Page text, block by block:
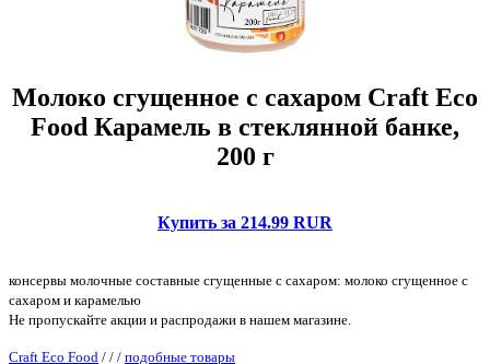
Молоко сгущенное с сахаром Craft Eco
Food Карамель в стеклянной банке,
200 г
Купить за 214.99 RUR
консервы молочные составные сгущенные с сахаром: молоко сгущенное с
сахаром и карамелью
Не пропускайте акции и распродажи в нашем магазине.
Craft Eco Food / / / подобные товары